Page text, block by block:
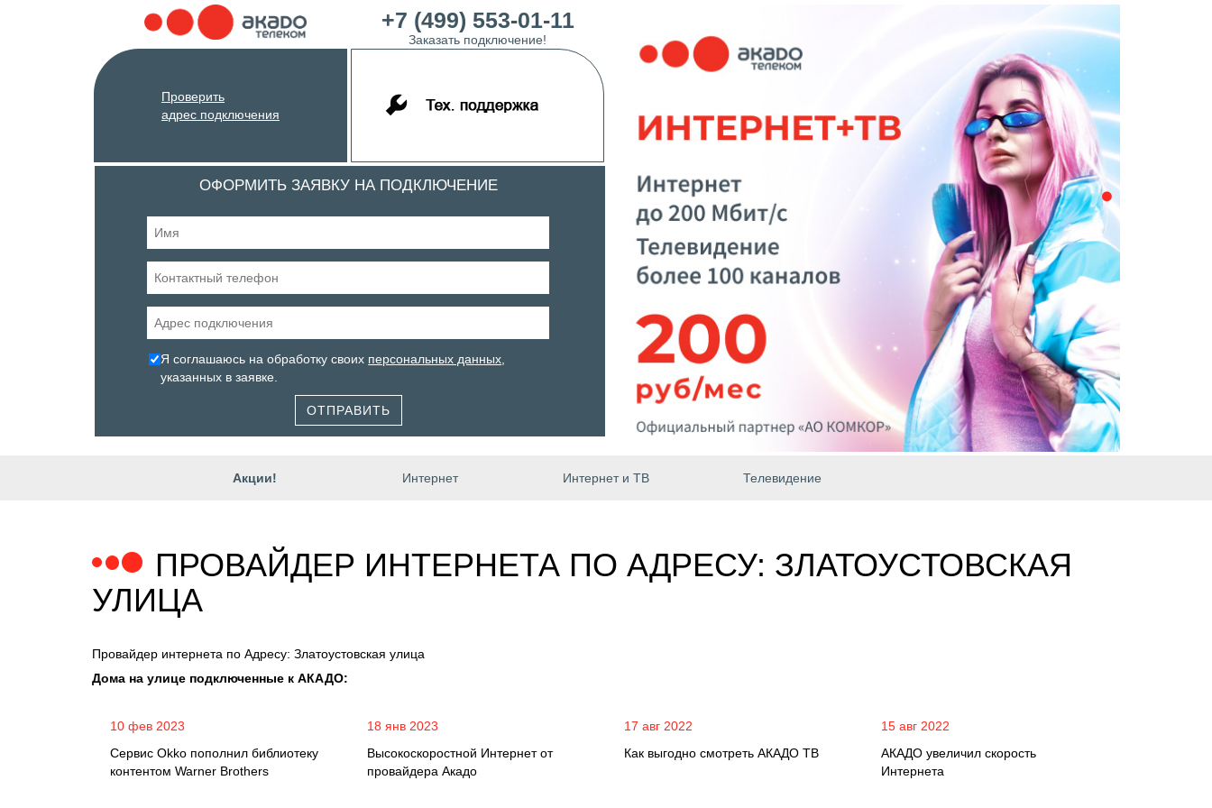
+7 (499) 553-01-11
Заказать подключение!
Проверить
адрес подключения
ОФОРМИТЬ ЗАЯВКУ НА ПОДКЛЮЧЕНИЕ
Я соглашаюсь на обработку своих персональных данных
указанных в заявке.
ОТПРАВИТЬ
Акции! Интернет Интернет и ТВ Телевидение
ПРОВАЙДЕР ИНТЕРНЕТА ПО АДРЕСУ: ЗЛАТОУСТОВСКАЯ
УЛИЦА
Провайдер интернета по Адресу: Златоустовская улица
Дома на улице подключенные к АКАДО:
10 фев 2023
Сервис Okko пополнил библиотеку
контентом Warner Brothers
18 янв 2023
Высокоскоростной Интернет от
провайдера Акадо
17 авг 2022
Как выгодно смотреть АКАДО ТВ
15 авг 2022
АКАДО увеличил скорость
Интернета